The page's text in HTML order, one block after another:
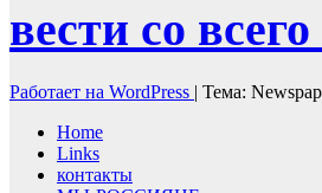
вести со
Работает на WordPress | Тема:
Home
Links
контакты